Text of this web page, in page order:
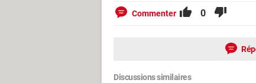
Commenter 0
Discussions similaires